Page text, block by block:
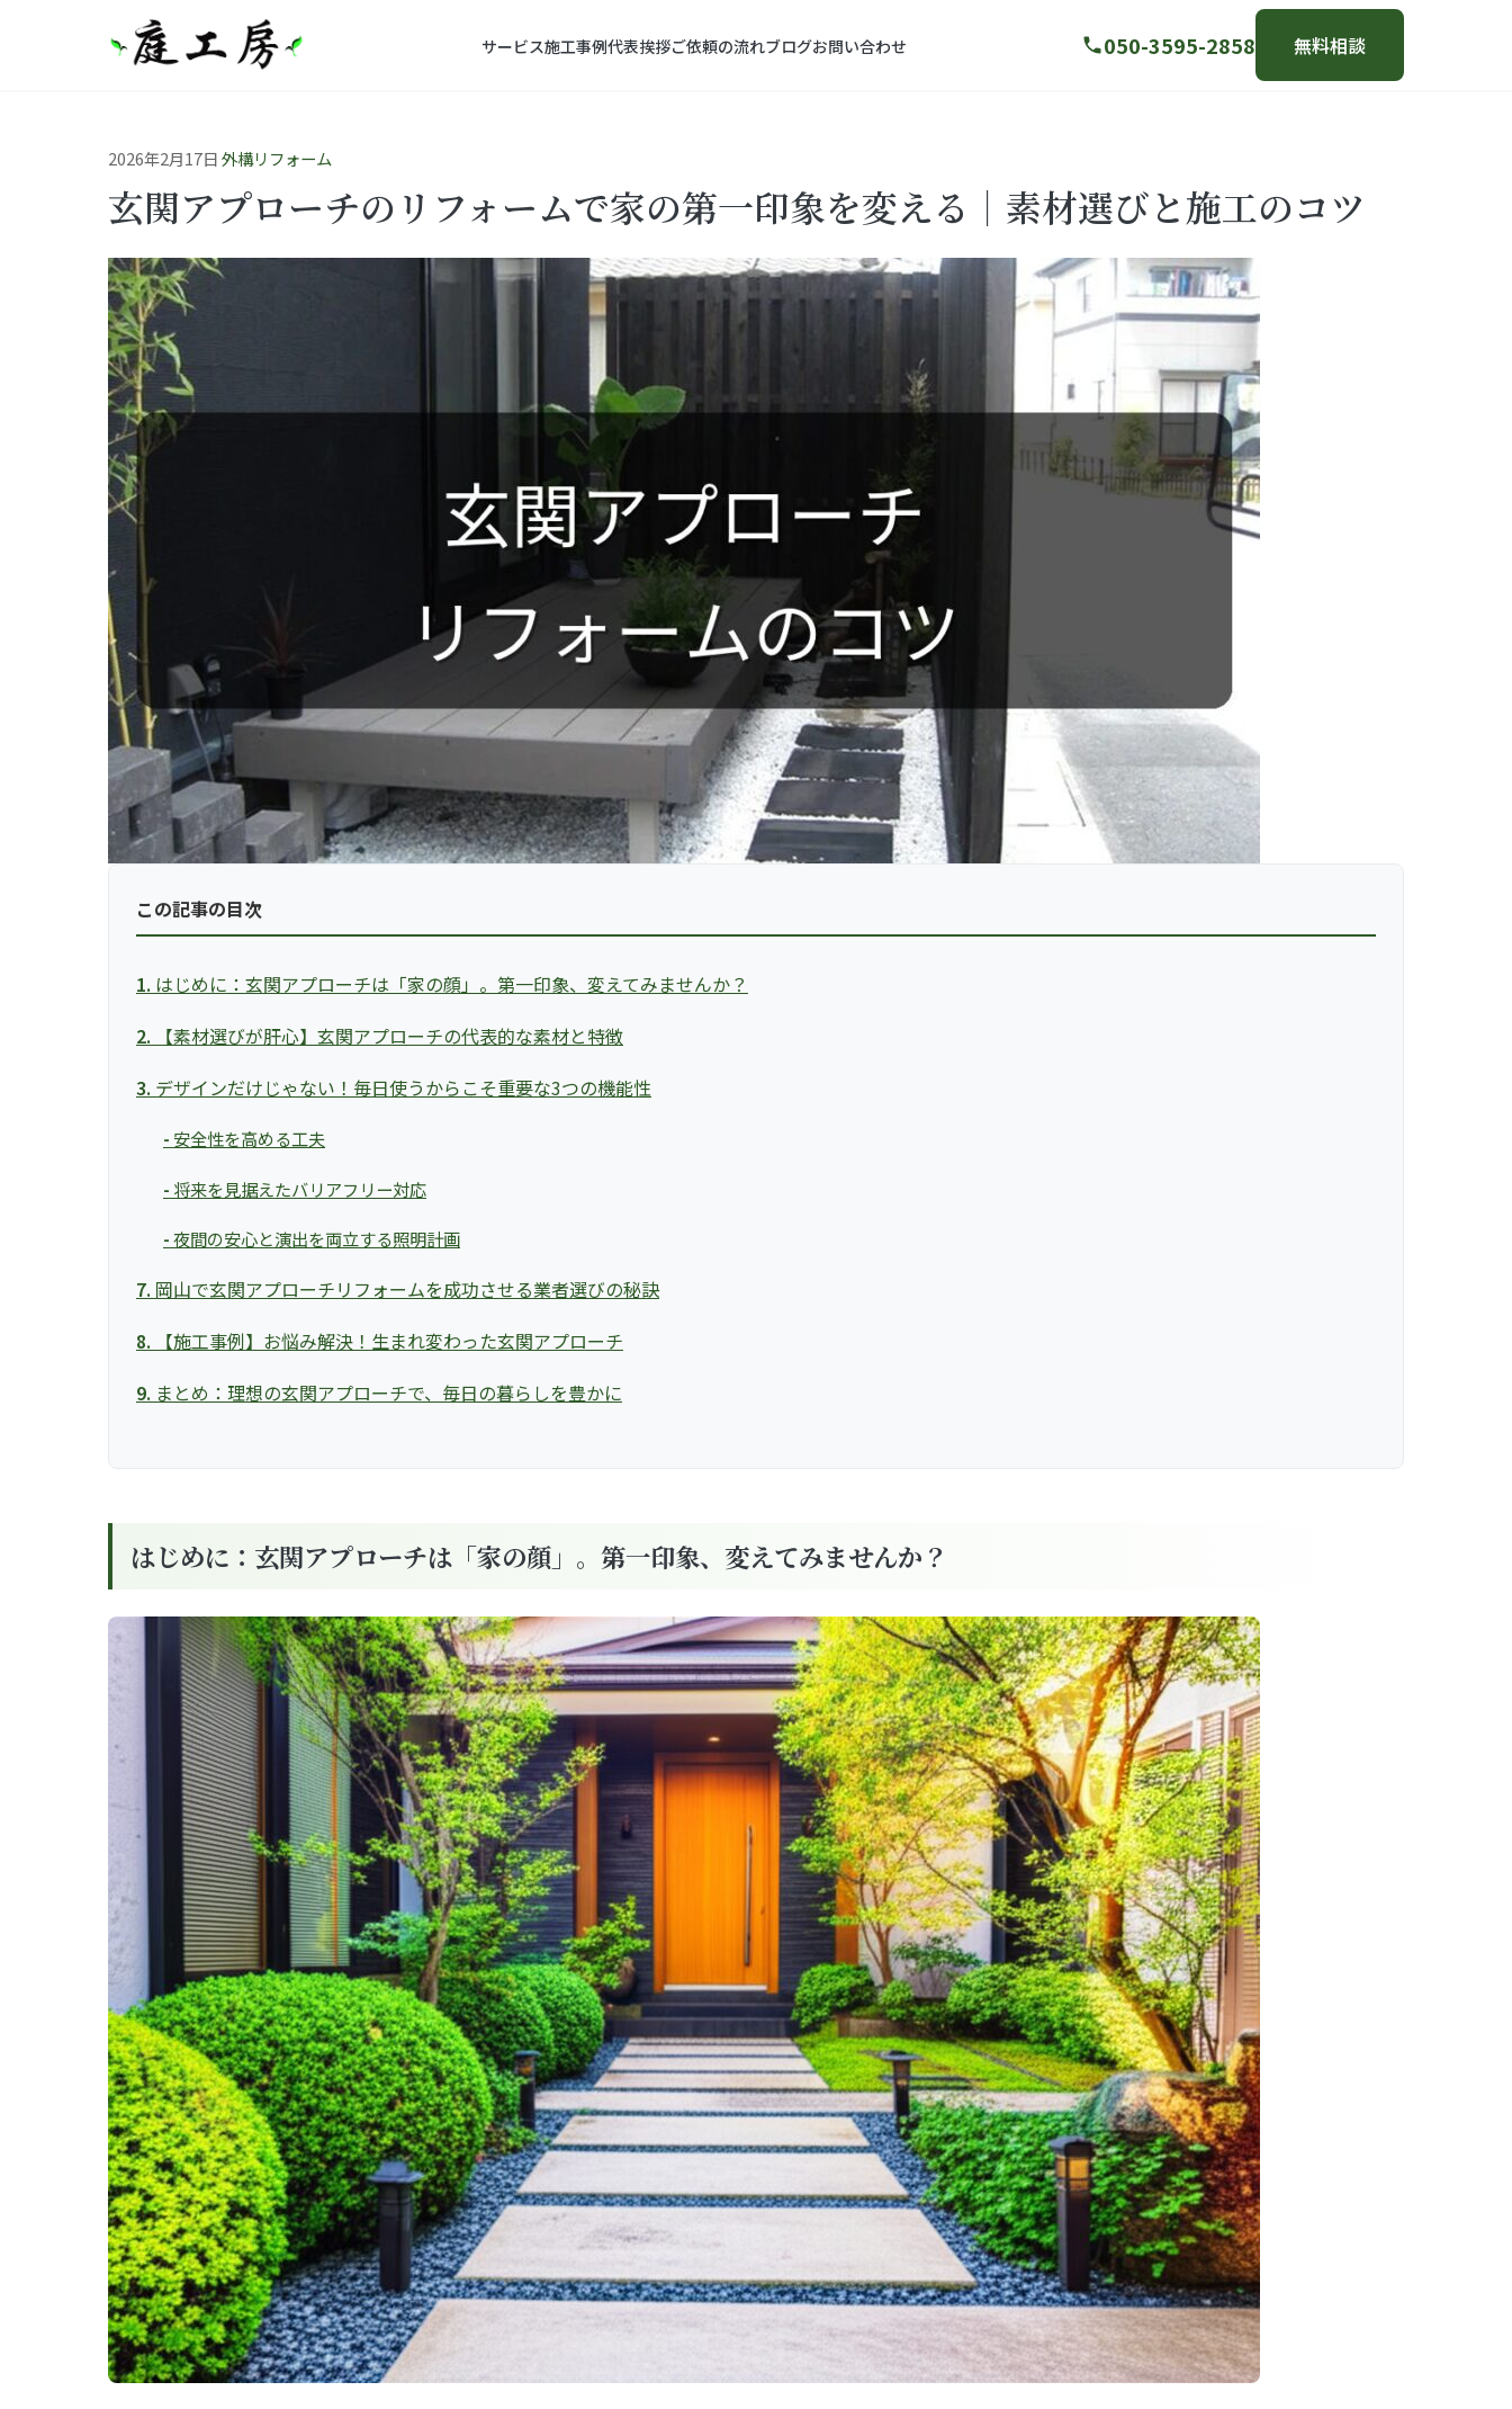
サービス施工事例代表挨拶ご依頼の流れブログお問い合わせ 050-3595-2858 無料相談
2026年2月17日外構リフォーム
玄関アプローチのリフォームで家の第一印象を変える｜素材選びと施工のコツ
この記事の目次
はじめに：玄関アプローチは「家の顔」。第一印象、変えてみませんか？
【素材選びが肝心】玄関アプローチの代表的な素材と特徴
デザインだけじゃない！毎日使うからこそ重要な3つの機能性
安全性を高める工夫
将来を見据えたバリアフリー対応
夜間の安心と演出を両立する照明計画
岡山で玄関アプローチリフォームを成功させる業者選びの秘訣
【施工事例】お悩み解決！生まれ変わった玄関アプローチ
まとめ：理想の玄関アプローチで、毎日の暮らしを豊かに
はじめに：玄関アプローチは「家の顔」。第一印象、変えてみませんか？